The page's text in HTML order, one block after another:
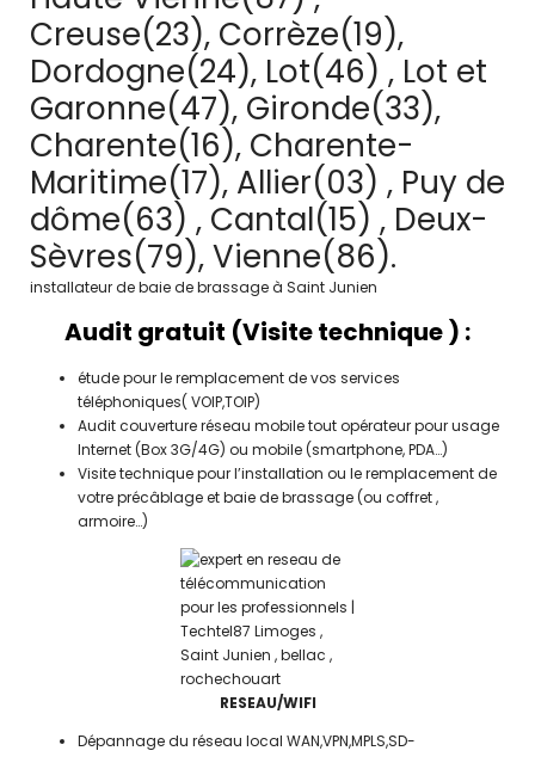
Creuse(23), Corrèze(19),
Dordogne(24), Lot(46) , Lot et
Garonne(47), Gironde(33),
Charente(16), Charente-
Maritime(17), Allier(03) , Puy de
dôme(63) , Cantal(15) , Deux-
Sèvres(79), Vienne(86).
installateur de baie de brassage à Saint Junien
Audit gratuit (Visite technique ) :
étude pour le remplacement de vos services
téléphoniques( VOIP,TOIP)
Audit couverture réseau mobile tout opérateur pour usage
Internet (Box 3G/4G) ou mobile (smartphone, PDA…)
Visite technique pour l’installation ou le remplacement de
votre précâblage et baie de brassage (ou coffret ,
armoire…)
RESEAU/WIFI
Dépannage du réseau local WAN,VPN,MPLS,SD-